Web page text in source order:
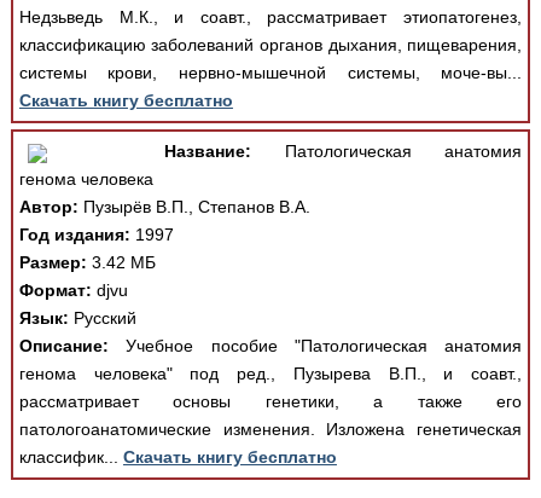
Недзьведь М.К., и соавт., рассматривает этиопатогенез,
классификацию заболеваний органов дыхания, пищеварения,
системы крови, нервно-мышечной системы, моче-вы...
Скачать книгу бесплатно
Название: Патологическая анатомия
генома человека
Автор: Пузырёв В.П., Степанов В.А.
Год издания: 1997
Размер: 3.42 МБ
Формат: djvu
Язык: Русский
Описание: Учебное пособие "Патологическая анатомия
генома человека" под ред., Пузырева В.П., и соавт.,
рассматривает основы генетики, а также его
патологоанатомические изменения. Изложена генетическая
классифик... Скачать книгу бесплатно